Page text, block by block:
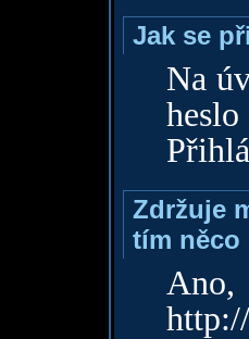
Jak se
Na
Zdržuje
tím něco